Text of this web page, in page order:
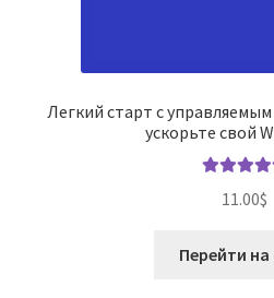
Легкий старт с
ускорьте свой
11.00$
Перейти на